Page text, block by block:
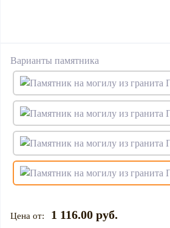
Варианты памятника
1 116.00 руб.